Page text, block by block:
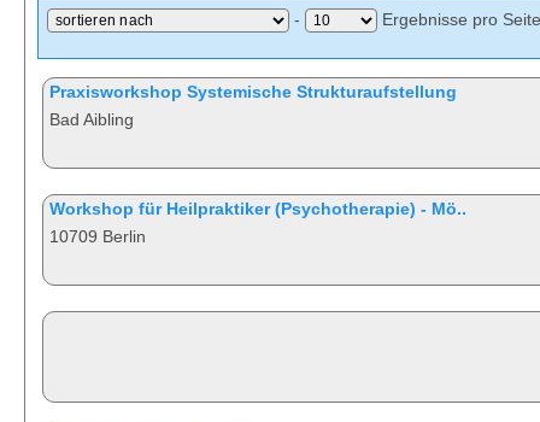
- Ergebnisse pro Seite
Praxisworkshop Systemische Strukturaufstellung
Bad Aibling
Workshop für Heilpraktiker (Psychotherapie) - Mö..
10709 Berlin